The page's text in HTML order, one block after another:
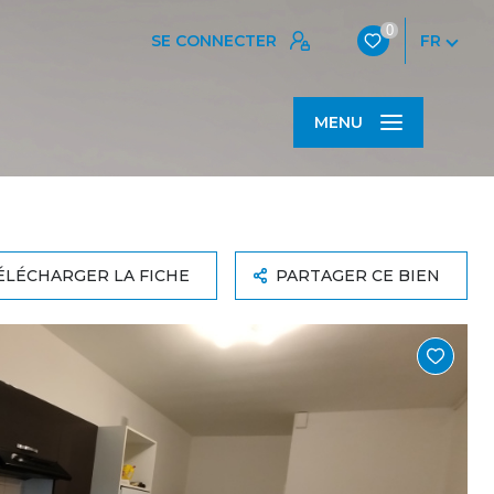
SE CONNECTER
0
FR
MENU
LA FICHE PARTAGER CE BIEN